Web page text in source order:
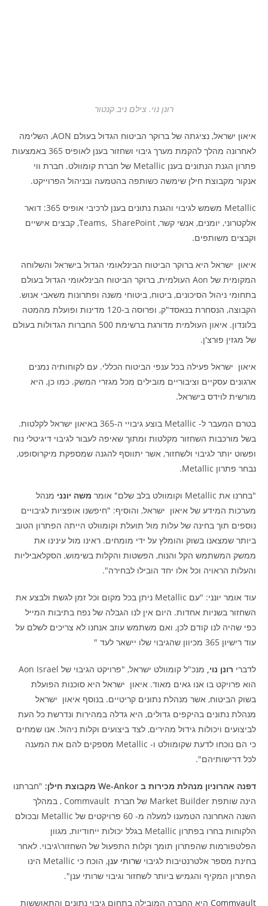
רונן נוי. צילם ניב קנטור
איאון ישראל, נציגתה של ברוקר הביטוח הגדול בעולם AON, השלימה
לאחרונה מהלך להקמת מערך גיבוי ושחזור בענן לאופיס 365 באמצעות
פתרון הגנת הנתונים בענן Metallic של חברת קומוולט. חברת ווי
אנקור מקבוצת חילן שימשה כשותפה בהטמעה ובניהול הפרוייקט.
Metallic משמש לגיבוי והגנת נתונים בענן לרכיבי אופיס 365: דואר
אלקטרוני, יומנים, אנשי קשר, Teams, SharePoint, קבצים אישיים
וקבצים משותפים.
איאון ישראל היא ברוקר הביטוח הבינלאומי הגדול בישראל והשלוחה
המקומית של Aon העולמית, ברוקר הביטוח הבינלאומי הגדול בעולם
בתחומי ניהול הסיכונים, ביטוח, ביטוחי משנה ופתרונות משאבי אנוש.
הקבוצה, הנסחרת בנאסד"ק, ופרוסה ב-120 מדינות ופועלת מהמטה
בלונדון. איאון העולמית מדורגת ברשימת 500 החברות הגדולות בעולם
של מגזין פורצ'ן.
איאון ישראל פעילה בכל ענפי הביטוח הכללי. עם לקוחותיה נמנים
ארגונים עסקיים וציבוריים מובילים מכל מגזרי המשק. כמו כן, היא
מורשית לוידס בישראל.
בטרם המעבר ל- Metallic בוצע גיבויי ה-365 באיאון ישראל לקלטות.
בשל מורכבות השחזור מקלטות ומתוך שאיפה לעבור לגיבוי דיגיטלי נוח
ופשוט יותר לגיבוי ולשחזור, אשר יתווסף להגנה שמספקת מיקרוסופט,
נבחר פתרון Metallic.
"בחרנו את Metallic וקומוולט בלב שלם" אומר משה יונני מנהל
מערכות המידע של איאון ישראל, והוסיף: "חיפשנו אופציות לגיבויים
נוספים תוך בחינה של עלות מול תועלת וקומוולט הייתה הפתרון הטוב
ביותר שמצאנו בשוק והומלץ על ידי מומחים. ראינו מול עינינו את
ממשק המשתמש הקל והנוח, הפשטות והקלות בשימוש, הסקלאביליות
והעלות הראויה וכל אלו יחד הובילו לבחירה".
עוד אומר יונני: "עם Metallic ניתן בכל מקום וכל זמן לגשת ולבצע את
השחזור בשניות אחדות. היום אין לנו הגבלה של נפח בתיבות המייל
כפי שהיה לנו קודם לכן, ואם משתמש עוזב אנחנו לא צריכים לשלם על
עוד רישיון 365 מכיוון שהגיבוי שלו יישאר לעד "
לדברי רונן נוי,
מנכ"ל קומוולט ישראל, "פרויקט הגיבוי של Aon Israel
הוא פרויקט בו אנו גאים מאוד. איאון ישראל היא סוכנות הפועלת
בשוק הביטוח, אשר מנהלת נתונים קריטיים. בנוסף איאון ישראל
מנהלת נתונים בהיקפים גדולים, היא גדלה במהירות ונדרשת כל העת
לביצועים ויכולות גידול מהירים, לצד ביצועים וקלות ניהול. אנו שמחים
כי הם נוכחו לדעת שקומוולט ו- Metallic מספקים להם את המענה
לכל דרישותיהם".
דפנה אהרוניון מנהלת מכירות ב We-Ankor מקבוצת חילן:
"חברתנו
הינה שותפת Market Builder של חברת Commvault , במהלך
השנה האחרונה הטמענו למעלה מ- 60 פרויקטים של Metallic ובכולם
הלקוחות בחרו בפתרון Metallic בגלל יכולות ייחודיות, מגוון
הפלטפורמות שהפתרון תומך וקלות התפעול של השחזור\גיבוי. לאחר
בחינת מספר אלטרנטיבות לגיבוי שרותי ענן
, הוכח כי Metallic הינו
הפתרון המקיף והגמיש ביותר לשחזור וגיבוי שרותי ענן".
Commvault היא החברה המובילה בתחום גיבוי נתונים והתאוששות